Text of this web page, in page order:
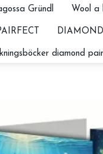
Gründl Wool a
diamond